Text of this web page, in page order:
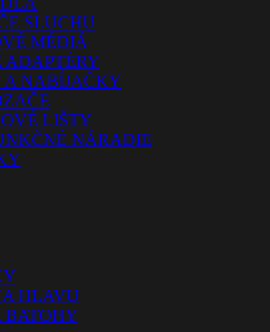
SLUCHU
MÉDIÁ
ADAPTÉRY
A NABÍJAČKY
LIŠTY
NÁRADIE
HLAVU
BATOHY